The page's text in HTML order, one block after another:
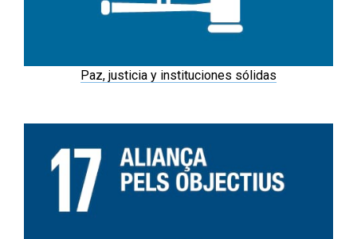
Paz, justicia y instituciones sólidas